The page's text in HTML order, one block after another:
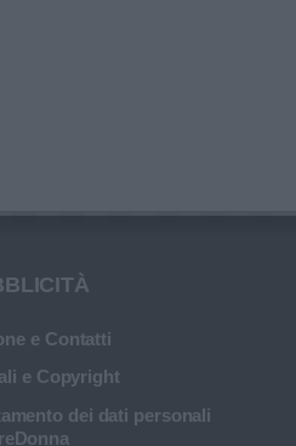
e Contatti
e Copyright
dei dati personali